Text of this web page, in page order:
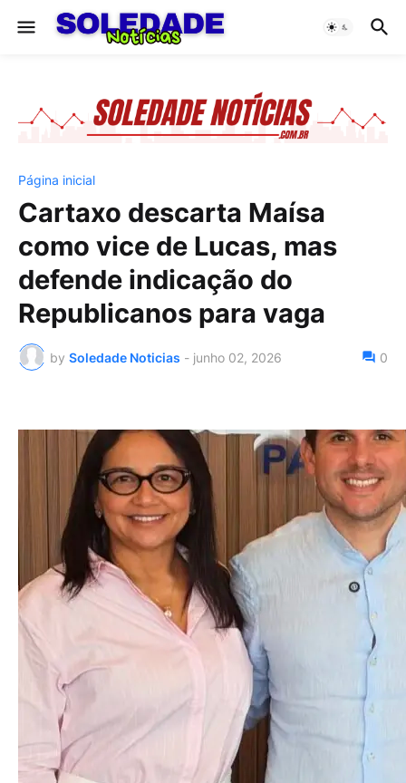
Página inicial
Cartaxo descarta Maísa
como vice de Lucas, mas
defende indicação do
Republicanos para vaga
by Soledade Noticias - junho 02, 2026 0